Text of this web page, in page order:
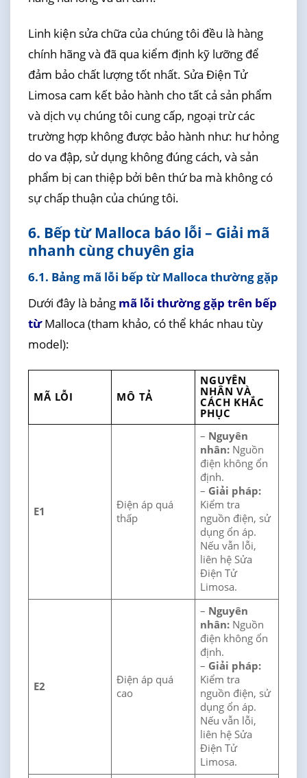
Linh kiện sửa chữa của chúng tôi đều là hàng
chính hãng và đã qua kiểm định kỹ lưỡng để
đảm bảo chất lượng tốt nhất. Sửa Điện Tử
Limosa cam kết bảo hành cho tất cả sản phẩm
và dịch vụ chúng tôi cung cấp, ngoại trừ các
trường hợp không được bảo hành như: hư hỏng
do va đập, sử dụng không đúng cách, và sản
phẩm bị can thiệp bởi bên thứ ba mà không có
sự chấp thuận của chúng tôi.
6. Bếp từ Malloca báo lỗi – Giải mã
nhanh cùng chuyên gia
6.1. Bảng mã lỗi bếp từ Malloca thường gặp
Dưới đây là bảng mã lỗi thường gặp trên bếp
từMalloca (tham khảo, có thể khác nhau tùy
model):
MÃ LỖI MÔ TẢ
NGUYÊN
NHÂN VÀ
CÁCH KHẮC
PHỤC
E1
Điện áp quá
thấp
– Nguyên
nhân: Nguồn
điện không ổn
định.
– Giải pháp:
Kiểm tra
nguồn điện, sử
dụng ổn áp.
Nếu vẫn lỗi,
liên hệ Sửa
Điện Tử
Limosa.
E2
Điện áp quá
cao
– Nguyên
nhân: Nguồn
điện không ổn
định.
– Giải pháp:
Kiểm tra
nguồn điện, sử
dụng ổn áp.
Nếu vẫn lỗi,
liên hệ Sửa
Điện Tử
Limosa.